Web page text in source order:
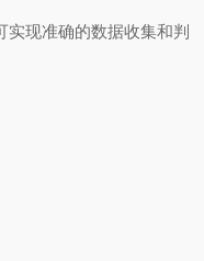
现准确的数据收集和判